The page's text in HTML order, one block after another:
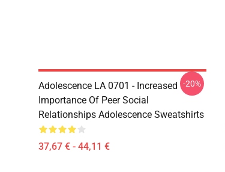
Adolescence LA 0701 - Increased
Importance Of Peer Social
Relationships Adolescence Sweatshirts
37,67 € - 44,11 €
-20%